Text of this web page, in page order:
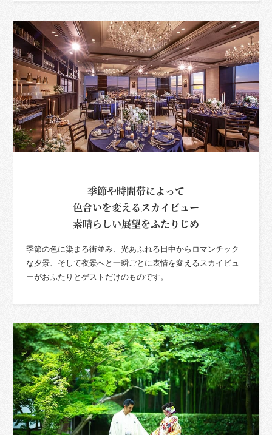
季節や時間帯によって
色合いを変えるスカイビュー
素晴らしい展望をふたりじめ
季節の色に染まる街並み、光あふれる日中からロマンチック
な夕景、そして夜景へと一瞬ごとに表情を変えるスカイビュ
ーがおふたりとゲストだけのものです。